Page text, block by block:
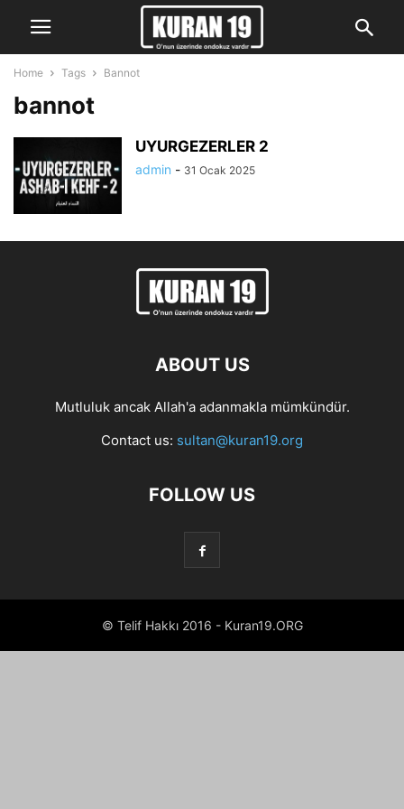
Home Tags Bannot
bannot
UYURGEZERLER 2
admin - 31 Ocak 2025
ABOUT US
Mutluluk ancak Allah'a adanmakla mümkündür.
Contact us: sultan@kuran19.org
FOLLOW US
© Telif Hakkı 2016 - Kuran19.ORG